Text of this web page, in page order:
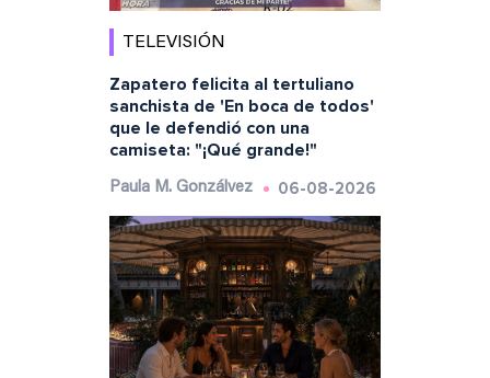
TELEVISIÓN
Zapatero felicita al tertuliano
sanchista de 'En boca de todos'
que le defendió con una
camiseta: "¡Qué grande!"
Paula M. Gonzálvez 06-08-2026